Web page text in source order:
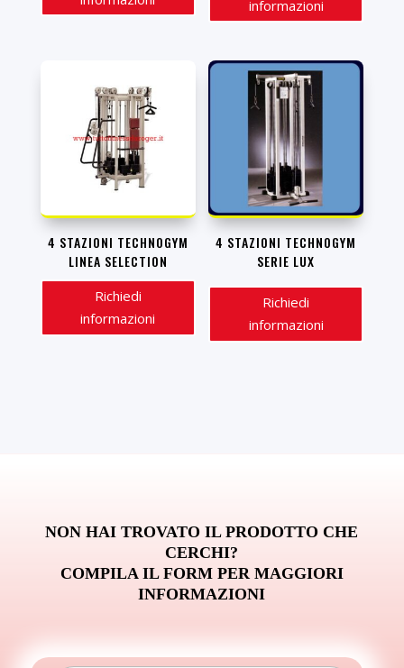
informazioni
4 STAZIONI TECHNOGYM
LINEA SELECTION
Richiedi
informazioni
4 STAZIONI TECHNOGYM
SERIE LUX
Richiedi
informazioni
NON HAI TROVATO IL PRODOTTO CHE
CERCHI?
COMPILA IL FORM PER MAGGIORI
INFORMAZIONI